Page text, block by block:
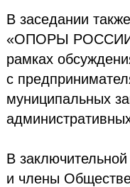
В заседании
«ОПОРЫ РОССИИ»,
рамках
с
муниципальных
В
и члены